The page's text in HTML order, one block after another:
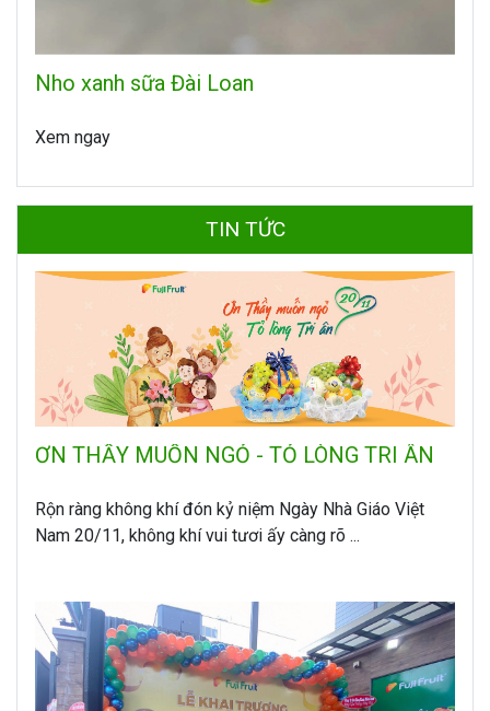
Nho xanh sữa Đài Loan
Xem ngay
TIN TỨC
ƠN THẦY MUỐN NGỎ - TỎ LÒNG TRI ÂN
Rộn ràng không khí đón kỷ niệm Ngày Nhà Giáo Việt
Nam 20/11, không khí vui tươi ấy càng rõ ...